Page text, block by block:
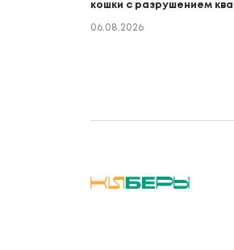
кошки с разрушением
06.08.2026